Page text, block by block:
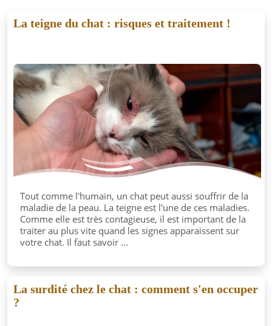
La teigne du chat : risques et traitement !
Tout comme l'humain, un chat peut aussi souffrir de la
maladie de la peau. La teigne est l'une de ces maladies.
Comme elle est très contagieuse, il est important de la
traiter au plus vite quand les signes apparaissent sur
votre chat. Il faut savoir ...
La surdité chez le chat : comment s'en occuper
?